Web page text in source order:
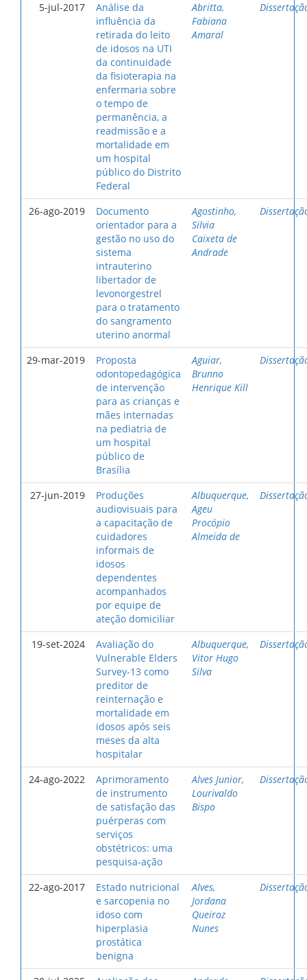
5-jul-2017
Análise da
influência da
retirada do leito
de idosos na UTI
da continuidade
da fisioterapia na
enfermaria sobre
o tempo de
permanência, a
readmissão e a
mortalidade em
um hospital
público do Distrito
Federal
Abritta,
Fabiana
Amaral
26-ago-2019
Documento
orientador para a
gestão no uso do
sistema
intrauterino
libertador de
levonorgestrel
para o tratamento
do sangramento
uterino anormal
Agostinho,
Silvia
Caixeta de
Andrade
29-mar-2019
Proposta
odontopedagógica
de intervenção
para as crianças e
mães internadas
na pediatria de
um hospital
público de
Brasília
Aguiar,
Brunno
Henrique Kill
27-jun-2019
Produções
audiovisuais para
a capacitação de
cuidadores
informais de
idosos
dependentes
acompanhados
por equipe de
ateção domiciliar
Albuquerque,
Ageu
Procópio
Almeida de
19-set-2024
Avaliação do
Vulnerable Elders
Survey-13 como
preditor de
reinternação e
mortalidade em
idosos após seis
meses da alta
hospitalar
Albuquerque,
Vitor Hugo
Silva
24-ago-2022
Aprimoramento
de instrumento
de satisfação das
puérperas com
serviços
obstétricos: uma
pesquisa-ação
Alves Junior,
Lourivaldo
Bispo
22-ago-2017
Estado nutricional
e sarcopenia no
idoso com
hiperplasia
prostática
benigna
Alves,
Jordana
Queiroz
Nunes